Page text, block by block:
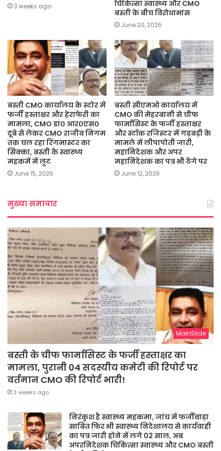
3 weeks ago
चिकित्सा स्वास्थ्य और CMO
बस्ती के बीच विरोधाभास
June 20, 2026
बस्ती CMO कार्यालय के स्टोर में
फर्जी हस्ताक्षर और हेराफेरी का
मामला, CMO डा० आर०एस०
दूबे से लेकर CMO राजीव निगम
तक चल रहा रिंगमास्टर का
सिक्का, बस्ती के स्वास्थ्य
महकमें में लूट
June 15, 2026
बस्ती सीएमओ कार्यालय में
CMO की मेहरबानी से चीफ
फार्मासिस्ट के फर्जी हस्ताक्षर
और स्टॉक रजिस्टर में गड़बड़ी के
मामले में लीपापोती जारी,
महानिदेशक और अपर
महानिदेशक का पत्र भी ठेंगे पर
June 12, 2026
मुख्या समाचार
MainSlide
बस्ती के चीफ फार्मासिस्ट के फर्जी हस्ताक्षर का
मामला, पुरानी 04 सदस्यीय कमेटी की रिपोर्ट पर
वर्तमान CMO की रिपोर्ट भारी!
3 weeks ago
निरंकुश है स्वास्थ्य महकमा, जांच में फर्जीवाड़ा
साबित फिर भी स्वास्थ्य निदेशालय से कार्यवाही
का पत्र जारी होने में लगे 02 साल, अब
अपरनिदेशक चिकित्सा स्वास्थ्य और CMO बस्ती